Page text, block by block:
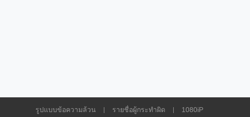
รูปแบบข้อความล้วน รายชื่อผู้กระทำผิด 1080iP